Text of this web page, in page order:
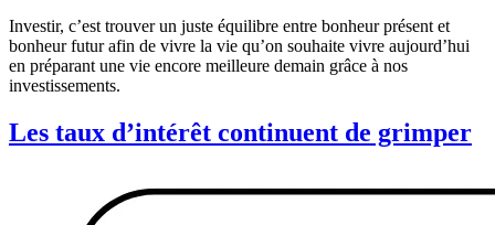
Investir, c’est trouver un juste équilibre entre bonheur présent et
bonheur futur afin de vivre la vie qu’on souhaite vivre aujourd’hui
en préparant une vie encore meilleure demain grâce à nos
investissements.
Les taux d’intérêt continuent de grimper